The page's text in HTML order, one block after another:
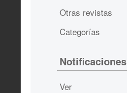
Otras revistas
Categorías
Notificaciones
Ver